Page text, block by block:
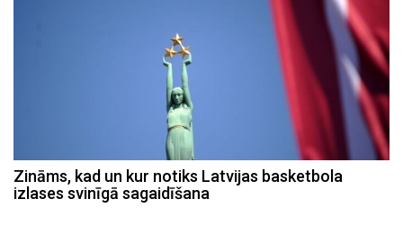
Zināms, kad un kur notiks Latvijas basketbola
izlases svinīgā sagaidīšana